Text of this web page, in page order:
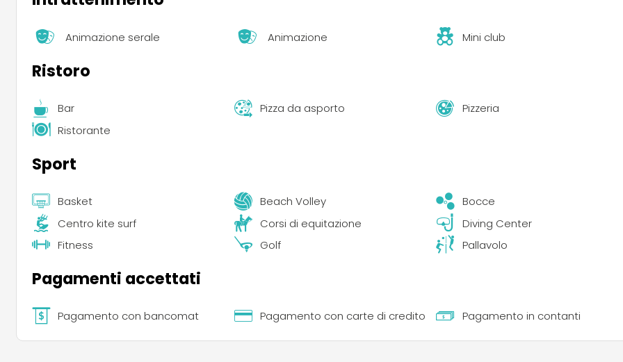
Animazione serale Animazione Mini club
Ristoro
Bar Pizza da asporto
Pizzeria
Ristorante
Sport
Basket Beach Volley
Bocce
Centro kite surf
Corsi di equitazione
Diving Center
Fitness
Golf Pallavolo
Pagamenti accettati
Pagamento con bancomat Pagamento con carte di credito Pagamento in contanti